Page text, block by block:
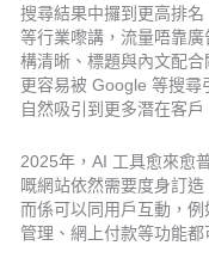
搜尋結果中攞到更高排
等行業嚟講，流量唔靠
構清晰、標題與內文配
更容易被 Google 等搜尋
自然吸引到更多潛在客戶
2025年，AI 工具愈來愈
嘅網站依然需要度身訂
而係可以同用戶互動，
管理、網上付款等功能都